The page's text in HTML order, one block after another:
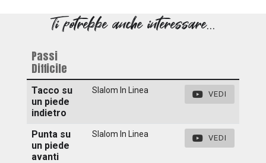
Ti potrebbe anche interessare...
Passi
Difficile
Tacco su
un piede
indietro
Slalom In Linea VEDI
Punta su
un piede
avanti
Slalom In Linea VEDI